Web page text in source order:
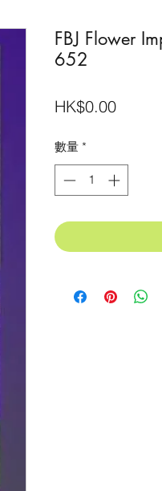
FBJ Flower
652
HK$0.00價
數量 *